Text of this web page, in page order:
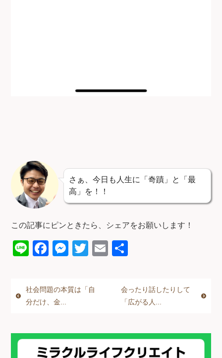
さぁ、今日も人生に「奇蹟」と「最
高」を！！
この記事にピンときたら、シェアをお願いします！
Li
F
e
o
M
e
er
T
er
E
社会問題の本質は「自
分だけ、金...
会ったり話したりして
「広がる人...